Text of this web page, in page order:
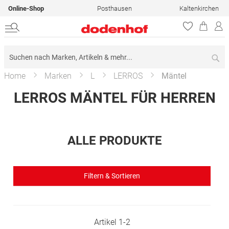
Online-Shop Posthausen Kaltenkirchen
Home Marken L LERROS Mäntel
LERROS MÄNTEL FÜR HERREN
ALLE PRODUKTE
Filtern & Sortieren
Artikel 1-2